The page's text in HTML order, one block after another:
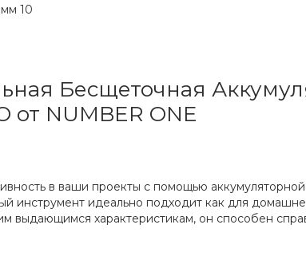
10
Бесщеточная
от NUMBER ONE
в ваши проекты с помощью
инструмент идеально подходит как для
выдающимся характеристикам, он способен